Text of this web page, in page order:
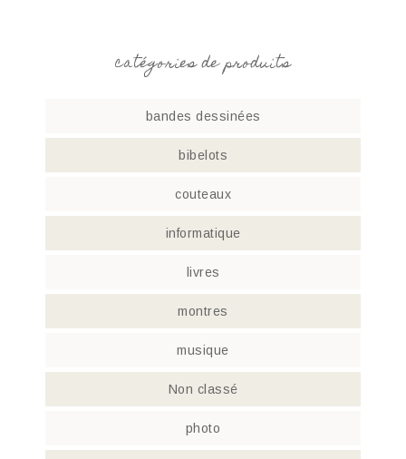
catégories de produits
bandes dessinées
bibelots
couteaux
informatique
livres
montres
musique
Non classé
photo